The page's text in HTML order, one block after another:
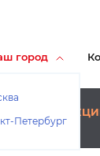
город
Петербург